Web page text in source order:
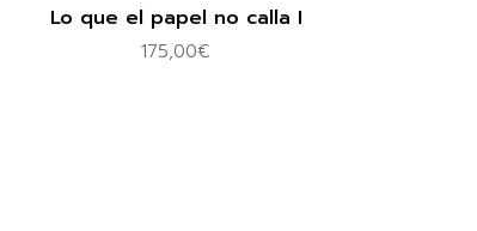
Lo que el papel no calla I
175,00€